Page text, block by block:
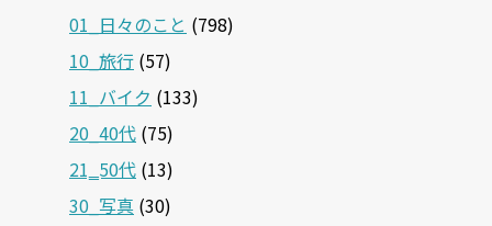
01_日々のこと (798)
10_旅行 (57)
11_バイク (133)
20_40代 (75)
21‗50代 (13)
30_写真 (30)